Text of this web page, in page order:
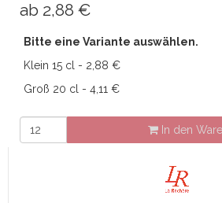
ab 2,88 €
Bitte eine Variante auswählen.
Klein 15 cl - 2,88 €
Groß 20 cl - 4,11 €
In den